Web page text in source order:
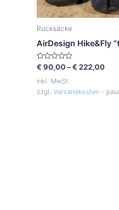
Rucksäcke
AirDesign Hike&Fly
Bewertet
0
von
5
€ 90,00–€ 222,00
inkl. MwSt.
zzgl. Versandkosten -